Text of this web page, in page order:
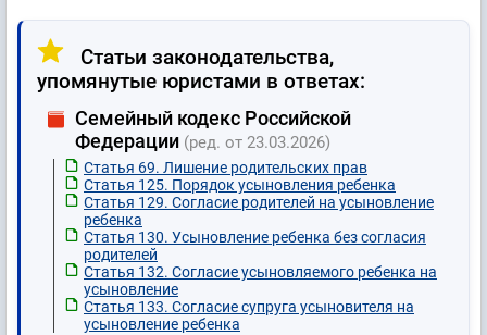
Статьи законодательства,
упомянутые юристами в ответах:
Семейный кодекс Российской
Федерации (ред. от 23.03.2026)
Статья 69. Лишение родительских прав
Статья 125. Порядок усыновления ребенка
Статья 129. Согласие родителей на усыновление
ребенка
Статья 130. Усыновление ребенка без согласия
родителей
Статья 132. Согласие усыновляемого ребенка на
усыновление
Статья 133. Согласие супруга усыновителя на
усыновление ребенка